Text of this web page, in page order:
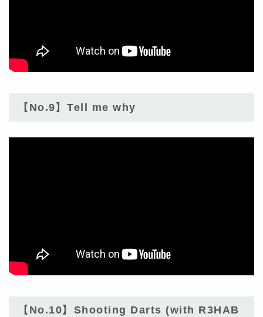
【No.9】Tell me why
【No.10】Shooting Darts (with R3HAB